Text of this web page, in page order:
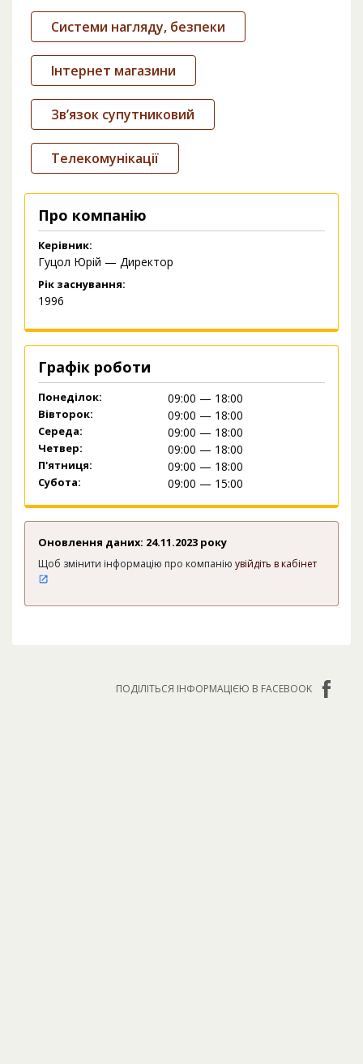
Системи нагляду, безпеки
Інтернет магазини
Зв’язок супутниковий
Телекомунікації
Про компанію
Керівник:
Гуцол Юрій — Директор
Рік заснування:
1996
Графік роботи
Понеділок: 09:00 — 18:00
Вівторок: 09:00 — 18:00
Середа: 09:00 — 18:00
Четвер: 09:00 — 18:00
П'ятниця: 09:00 — 18:00
Субота: 09:00 — 15:00
Оновлення даних: 24.11.2023 року
Щоб змінити інформацію про компанію увійдіть в кабінет
ПОДІЛІТЬСЯ ІНФОРМАЦІЄЮ В FACEBOOK